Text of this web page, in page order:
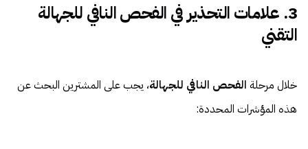
3. علامات التحذير في الفحص النافي للجهالة
التقني
خلال مرحلة الفحص النافي للجهالة، يجب على المشترين البحث عن
هذه المؤشرات المحددة: